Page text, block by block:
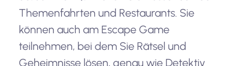
Themenfahrten und Restaurants. Sie
können auch am Escape Game
teilnehmen, bei dem Sie Rätsel und
Geheimnisse lösen, genau wie Detektiv